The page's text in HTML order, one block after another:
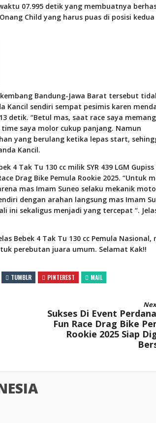
07.995 detik yang membuatnya
Child yang harus puas di posisi kedua
Bandung-Jawa Barat tersebut
Kancil sendiri sempat pesimis karen
detik. “Betul mas, saat race saya
saya molor cukup panjang. Namun
yang berulang ketika lepas start,
Kancil.
4 Tak Tu 130 cc milik SYR 439 LGM
Drag Bike Pemula Rookie 2025. “Untuk
mas Imam Suneo selaku mekanik
dengan arahan langsung mas Imam
sekaligus menjadi yang tercepat “.
Bebek 4 Tak Tu 130 cc Pemula Nasional,
perebutan juara umum. Selamat Kak!!
TUMBLR PINTEREST MAIL
Sukses Di Event
Fun Race Drag Bike
Rookie 2025 Siap